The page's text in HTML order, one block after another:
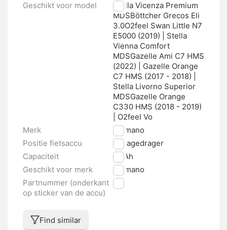
Geschikt voor model
Stella Vicenza Premium
MDSBöttcher Grecos Eli
3.0O2feel Swan Little N7 
E5000 (2019) | Stella
Vienna Comfort
MDSGazelle Ami C7 HMS
(2022) | Gazelle Orange
C7 HMS (2017 - 2018) |
Stella Livorno Superior
MDSGazelle Orange
C330 HMS (2018 - 2019)
| O2feel Vo
Merk
Shimano
Positie fietsaccu
Bagagedrager
Capaciteit
14 Ah
Geschikt voor merk
Shimano
Partnummer (onderkant
op sticker van de accu)
nvt
Find similar